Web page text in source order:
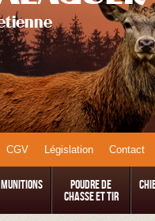
CGV Législation Contact
Munitions
Poudre de
Chasse et Tir